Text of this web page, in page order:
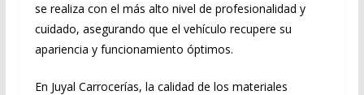
se realiza con el más alto nivel de profesionalidad y
cuidado, asegurando que el vehículo recupere su
apariencia y funcionamiento óptimos.
En Juyal Carrocerías, la calidad de los materiales